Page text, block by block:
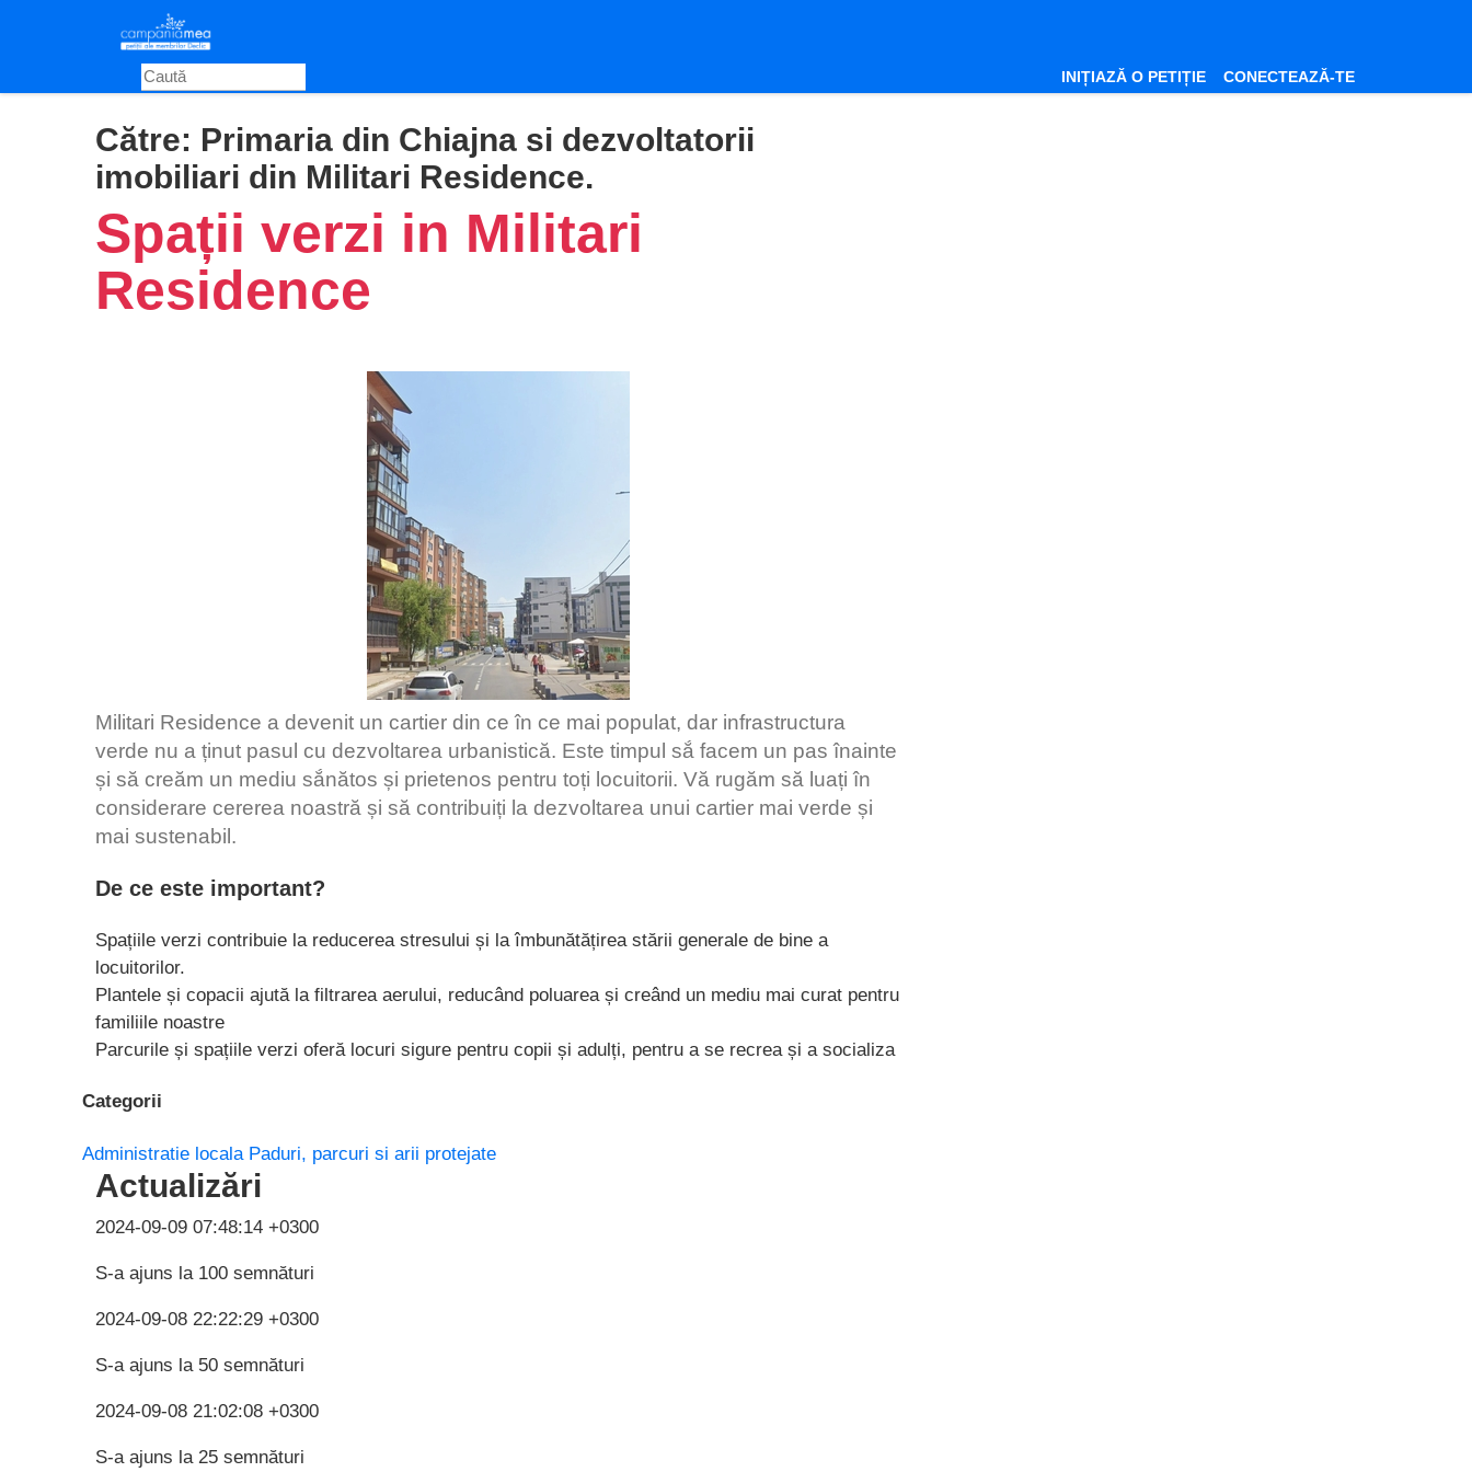
content
INIȚIAZĂ O PETIȚIE CONECTEAZĂ-TE
Către: Primaria din Chiajna si dezvoltatorii
imobiliari din Militari Residence.
Spații verzi in Militari
Residence
Militari Residence a devenit un cartier din ce în ce mai populat, dar infrastructura
verde nu a ținut pasul cu dezvoltarea urbanistică. Este timpul sắ facem un pas înainte
și să creăm un mediu sắnătos și prietenos pentru toți locuitorii. Vă rugăm să luați în
considerare cererea noastră și să contribuiți la dezvoltarea unui cartier mai verde și
mai sustenabil.
De ce este important?
Spațiile verzi contribuie la reducerea stresului și la îmbunătățirea stării generale de bine a
locuitorilor.
Plantele și copacii ajută la filtrarea aerului, reducând poluarea și creând un mediu mai curat pentru
familiile noastre
Parcurile și spațiile verzi oferă locuri sigure pentru copii și adulți, pentru a se recrea și a socializa
Categorii
Administratie locala Paduri, parcuri si arii protejate
Actualizări
2024-09-09 07:48:14 +0300
S-a ajuns la 100 semnături
2024-09-08 22:22:29 +0300
S-a ajuns la 50 semnături
2024-09-08 21:02:08 +0300
S-a ajuns la 25 semnături